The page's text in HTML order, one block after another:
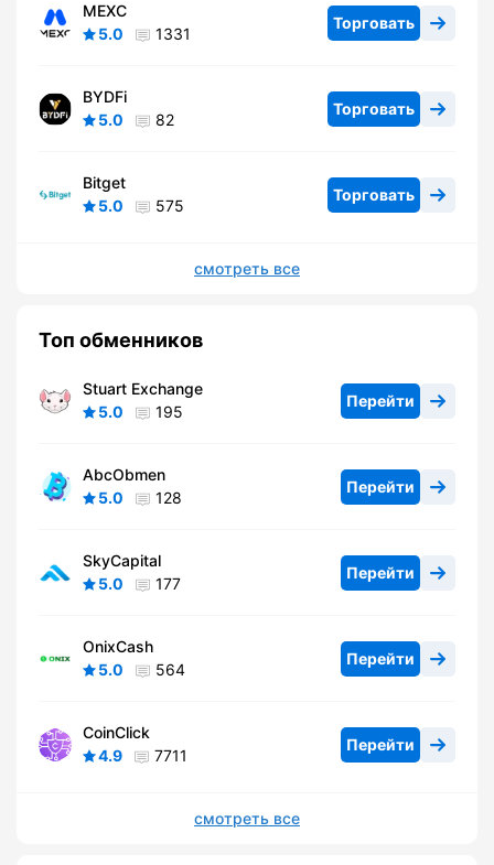
MEXC
5.0
1331
Торговать
BYDFi
5.0
82
Торговать
Bitget
5.0
575
Торговать
смотреть все
Топ обменников
Stuart Exchange
5.0
195
Перейти
AbcObmen
5.0
128
Перейти
SkyCapital
5.0
177
Перейти
OnixCash
5.0
564
Перейти
CoinClick
4.9
7711
Перейти
смотреть все